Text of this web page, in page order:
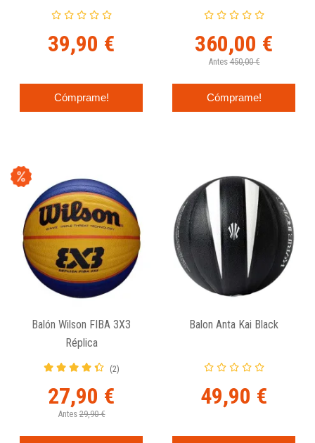
39,90 €
Cómprame!
Federaciones De
360,00 €
Antes 450,00 €
Cómprame!
Balón Wilson FIBA 3X3
Réplica
(2)
27,90 €
Antes 29,90 €
Balon Anta Kai Black
49,90 €